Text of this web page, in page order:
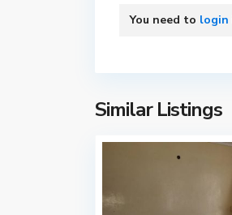
You need to login
Similar Listings